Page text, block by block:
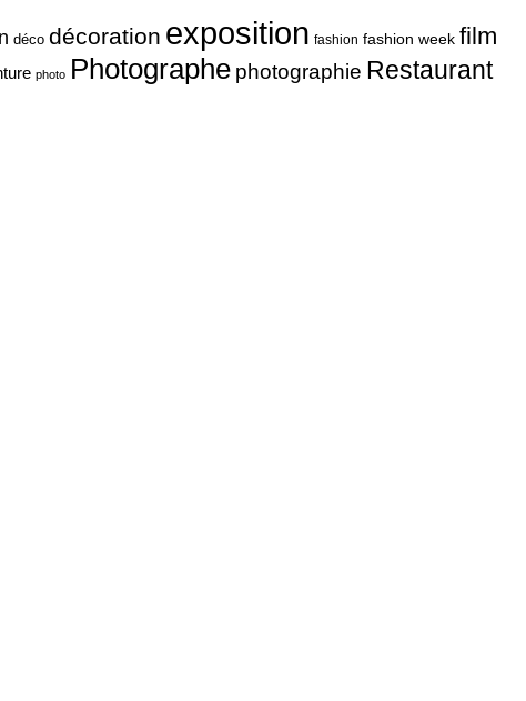
déco décoration exposition fashion fashion week film
photo Photographe photographie Restaurant